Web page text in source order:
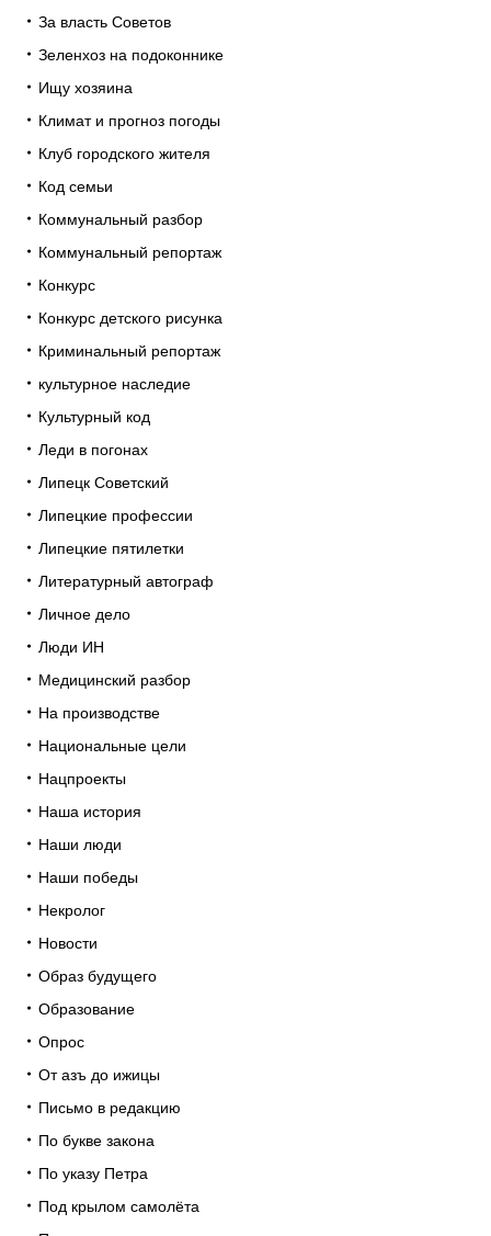
За власть Советов
Зеленхоз на подоконнике
Ищу хозяина
Климат и прогноз погоды
Клуб городского жителя
Код семьи
Коммунальный разбор
Коммунальный репортаж
Конкурс
Конкурс детского рисунка
Криминальный репортаж
культурное наследие
Культурный код
Леди в погонах
Липецк Советский
Липецкие профессии
Липецкие пятилетки
Литературный автограф
Личное дело
Люди ИН
Медицинский разбор
На производстве
Национальные цели
Нацпроекты
Наша история
Наши люди
Наши победы
Некролог
Новости
Образ будущего
Образование
Опрос
От азъ до ижицы
Письмо в редакцию
По букве закона
По указу Петра
Под крылом самолёта